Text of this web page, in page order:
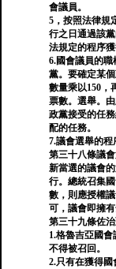
會議員。
5，按照法律規
行之日通過該
法規定的程序獲
6.國會議員的
黨。要確定某
數量乘以150，
票數。選舉。
政黨接受的任
配的任務。
7.議會選舉的程
第三十八條議
新當選的議會
行。總統召集
數，則應授權
可，議會即擁
第三十九條佐
1.格魯吉亞國
不得被召回。
2.只有在獲得